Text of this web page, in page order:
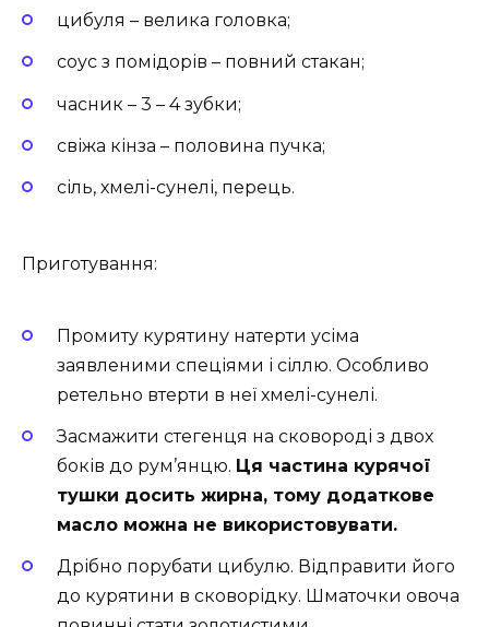
цибуля – велика головка;
соус з помідорів – повний стакан;
часник – 3 – 4 зубки;
свіжа кінза – половина пучка;
сіль, хмелі-сунелі, перець.
Приготування:
Промиту курятину натерти усіма
заявленими спеціями і сіллю. Особливо
ретельно втерти в неї хмелі-сунелі.
Засмажити стегенця на сковороді з двох
боків до рум’янцю. Ця частина курячої
тушки досить жирна, тому додаткове
масло можна не використовувати.
Дрібно порубати цибулю. Відправити його
до курятини в сковорідку. Шматочки овоча